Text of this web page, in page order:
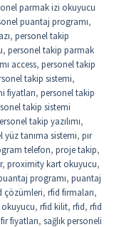
parmak izi okuyucu
puantaj programı,
, personel takip
, personel takip parmak
access, personel takip
takip sistemi,
fiyatları, personel takip
takip sistemi
takip yazılımı,
yüz tanıma sistemi, pır
telefon, proje takip,
, proximity kart okuyucu,
programı, puantaj
çözümleri, rfid firmaları,
, rfid kilit, rfıd, rfıd
fiyatları, sağlık personeli